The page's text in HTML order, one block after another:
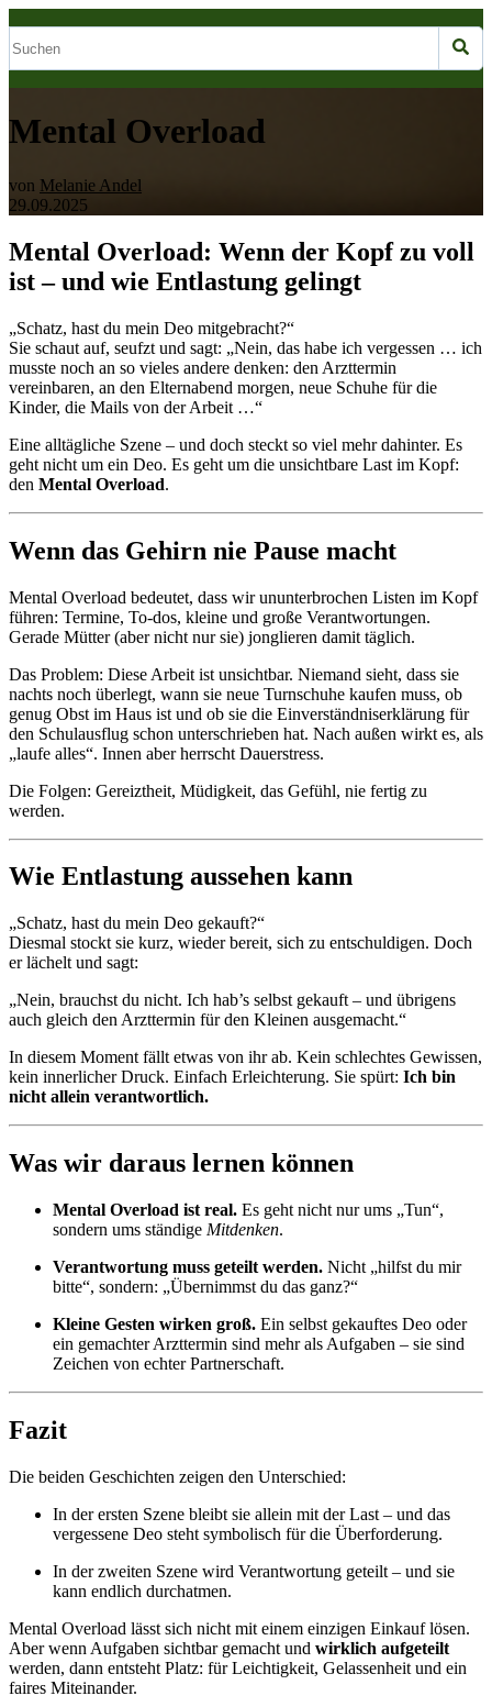
Mental Overload
von Melanie Andel
29.09.2025
Mental Overload: Wenn der Kopf zu voll
ist – und wie Entlastung gelingt
„Schatz, hast du mein Deo mitgebracht?“
Sie schaut auf, seufzt und sagt: „Nein, das habe ich vergessen … ich
musste noch an so vieles andere denken: den Arzttermin
vereinbaren, an den Elternabend morgen, neue Schuhe für die
Kinder, die Mails von der Arbeit …“
Eine alltägliche Szene – und doch steckt so viel mehr dahinter. Es
geht nicht um ein Deo. Es geht um die unsichtbare Last im Kopf:
den Mental Overload.
Wenn das Gehirn nie Pause macht
Mental Overload bedeutet, dass wir ununterbrochen Listen im Kopf
führen: Termine, To-dos, kleine und große Verantwortungen.
Gerade Mütter (aber nicht nur sie) jonglieren damit täglich.
Das Problem: Diese Arbeit ist unsichtbar. Niemand sieht, dass sie
nachts noch überlegt, wann sie neue Turnschuhe kaufen muss, ob
genug Obst im Haus ist und ob sie die Einverständniserklärung für
den Schulausflug schon unterschrieben hat. Nach außen wirkt es, als
„laufe alles“. Innen aber herrscht Dauerstress.
Die Folgen: Gereiztheit, Müdigkeit, das Gefühl, nie fertig zu
werden.
Wie Entlastung aussehen kann
„Schatz, hast du mein Deo gekauft?“
Diesmal stockt sie kurz, wieder bereit, sich zu entschuldigen. Doch
er lächelt und sagt:
„Nein, brauchst du nicht. Ich hab’s selbst gekauft – und übrigens
auch gleich den Arzttermin für den Kleinen ausgemacht.“
In diesem Moment fällt etwas von ihr ab. Kein schlechtes Gewissen,
kein innerlicher Druck. Einfach Erleichterung. Sie spürt: Ich bin
nicht allein verantwortlich.
Was wir daraus lernen können
Mental Overload ist real. Es geht nicht nur ums „Tun“,
sondern ums ständige Mitdenken.
Verantwortung muss geteilt werden. Nicht „hilfst du mir
bitte“, sondern: „Übernimmst du das ganz?“
Kleine Gesten wirken groß. Ein selbst gekauftes Deo oder
ein gemachter Arzttermin sind mehr als Aufgaben – sie sind
Zeichen von echter Partnerschaft.
Fazit
Die beiden Geschichten zeigen den Unterschied:
In der ersten Szene bleibt sie allein mit der Last – und das
vergessene Deo steht symbolisch für die Überforderung.
In der zweiten Szene wird Verantwortung geteilt – und sie
kann endlich durchatmen.
Mental Overload lässt sich nicht mit einem einzigen Einkauf lösen.
Aber wenn Aufgaben sichtbar gemacht und wirklich aufgeteilt
werden, dann entsteht Platz: für Leichtigkeit, Gelassenheit und ein
faires Miteinander.